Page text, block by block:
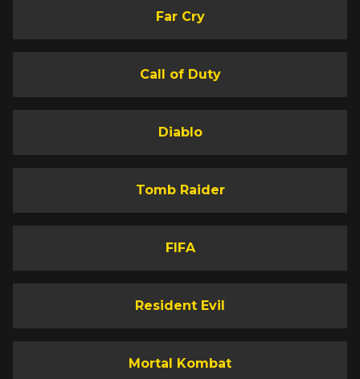
Far Cry
Call of Duty
Diablo
Tomb Raider
FIFA
Resident Evil
Mortal Kombat